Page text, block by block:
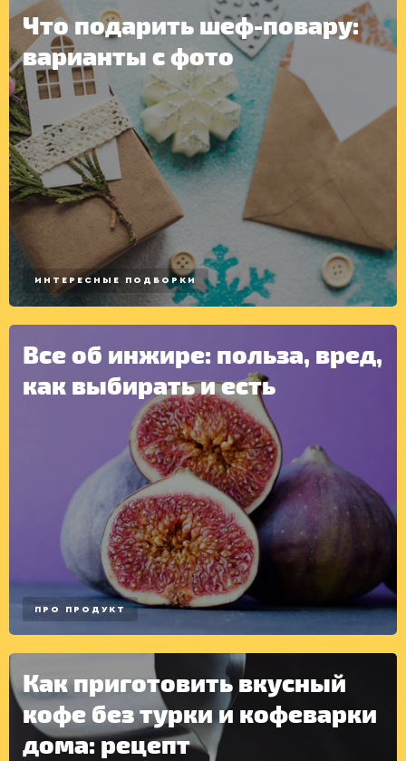
Что подарить шеф-повару:
варианты с фото
ИНТЕРЕСНЫЕ ПОДБОРКИ
Все об инжире: польза, вред,
как выбирать и есть
ПРО ПРОДУКТ
Как приготовить вкусный
кофе без турки и кофеварки
дома: рецепт